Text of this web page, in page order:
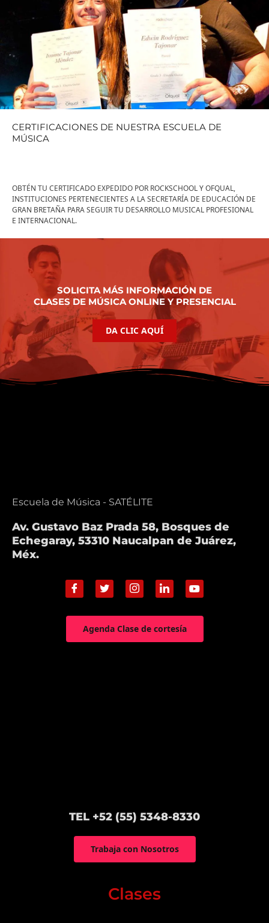
CERTIFICACIONES DE NUESTRA ESCUELA DE
MÚSICA
OBTÉN TU CERTIFICADO EXPEDIDO POR ROCKSCHOOL Y OFQUAL,
INSTITUCIONES PERTENECIENTES A LA SECRETARÍA DE EDUCACIÓN DE
GRAN BRETAÑA PARA SEGUIR TU DESARROLLO MUSICAL PROFESIONAL
E INTERNACIONAL.
SOLICITA MÁS INFORMACIÓN DE
CLASES DE MÚSICA ONLINE Y PRESENCIAL
DA CLIC AQUÍ
Escuela de Música - SATÉLITE
Av. Gustavo Baz Prada 58, Bosques de
Echegaray, 53310 Naucalpan de Juárez,
Méx.
Agenda Clase de cortesía
TEL +52 (55) 5348-8330
Trabaja con Nosotros
Clases